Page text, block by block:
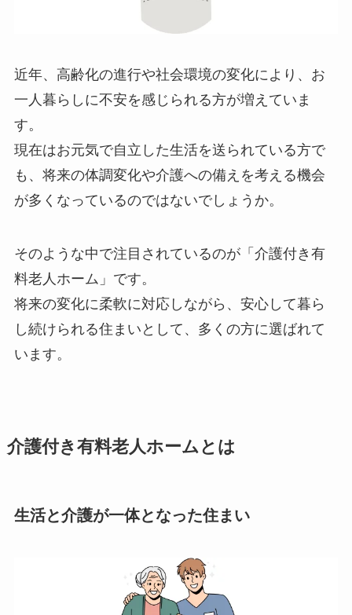
近年、高齢化の進行や社会環境の変化により、お
一人暮らしに不安を感じられる方が増えていま
す。
現在はお元気で自立した生活を送られている方で
も、将来の体調変化や介護への備えを考える機会
が多くなっているのではないでしょうか。
そのような中で注目されているのが「介護付き有
料老人ホーム」です。
将来の変化に柔軟に対応しながら、安心して暮ら
し続けられる住まいとして、多くの方に選ばれて
います。
介護付き有料老人ホームとは
生活と介護が一体となった住まい